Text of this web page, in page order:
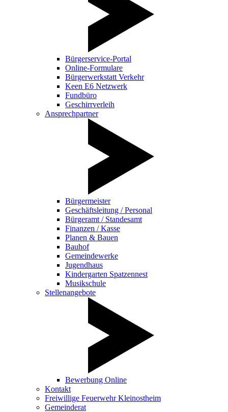
Bürgerservice-Portal
Online-Formulare
Bürgerwerkstatt Verkehr
Keen E6 Netzwerk
Fundbüro
Geschirrverleih
Ansprechpartner
Bürgermeister
Geschäftsleitung / Personal
Bürgeramt / Standesamt
Finanzen / Kasse
Planen & Bauen
Bauhof
Gemeindewerke
Jugendhaus
Kindergarten Spatzennest
Musikschule
Stellenangebote
Bewerbung Online
Kontakt
Freiwillige Feuerwehr Kleinostheim
Gemeinderat